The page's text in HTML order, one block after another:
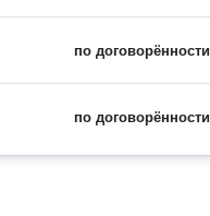
по договорённости
по договорённости